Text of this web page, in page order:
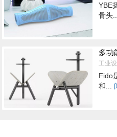
YBE
骨头...
多功
工业
Fido
和...